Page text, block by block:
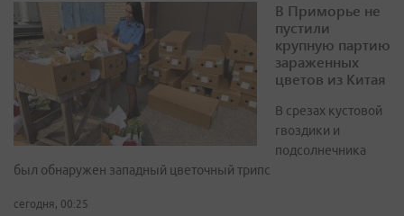
В Приморье не
пустили
крупную партию
зараженных
цветов из Китая
В срезах кустовой
гвоздики и
подсолнечника
был обнаружен западный цветочный трипс
сегодня, 00:25